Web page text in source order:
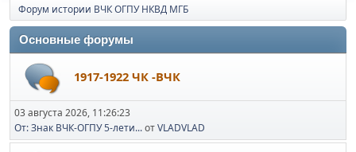
Форум истории ВЧК ОГПУ НКВД МГБ
Основные форумы
1917-1922 ЧК -ВЧК
03 августа 2026, 11:26:23
От: Знак ВЧК-ОГПУ 5-лети...отVLADVLAD